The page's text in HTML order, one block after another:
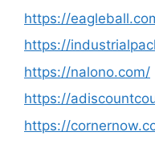
https://
https://
https://nalono.com/
https://
https://